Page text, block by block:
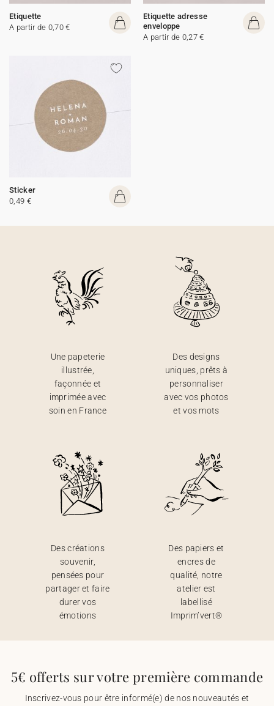
Etiquette
A partir de 0,70 €
Etiquette adresse
enveloppe
A partir de 0,27 €
Sticker
0,49 €
Une papeterie
illustrée,
façonnée et
imprimée avec
soin en France
Des designs
uniques, prêts à
personnaliser
avec vos photos
et vos mots
Des créations
souvenir,
pensées pour
partager et faire
durer vos
émotions
Des papiers et
encres de
qualité, notre
atelier est
labellisé
Imprim’vert®
5€ offerts sur votre première commande
Inscrivez-vous pour être informé(e) de nos nouveautés et